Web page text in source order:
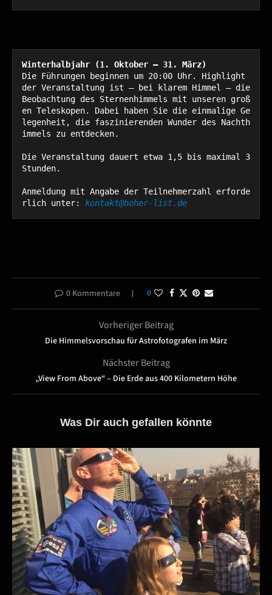
Winterhalbjahr (1. Oktober – 31. März)
Die Führungen beginnen um 20:00 Uhr. Highlight
der Veranstaltung ist – bei klarem Himmel – die
Beobachtung des Sternenhimmels mit unseren groß
en Teleskopen. Dabei haben Sie die einmalige Ge
legenheit, die faszinierenden Wunder des Nachth
immels zu entdecken.
Die Veranstaltung dauert etwa 1,5 bis maximal 3
Stunden.
Anmeldung mit Angabe der Teilnehmerzahl erforde
rlich unter: kontakt@hoher-list.de
0 Kommentare 0
Vorheriger Beitrag
Die Himmelsvorschau für Astrofotografen im März
Nächster Beitrag
„View From Above“ – Die Erde aus 400 Kilometern Höhe
Was Dir auch gefallen könnte